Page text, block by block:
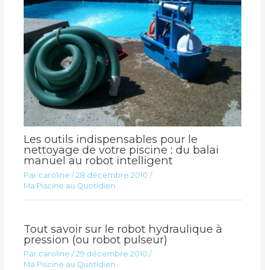
Les outils indispensables pour le
nettoyage de votre piscine : du balai
manuel au robot intelligent
Par caroline /28 décembre 2010 /
Ma Piscine au Quotidien
Tout savoir sur le robot hydraulique à
pression (ou robot pulseur)
Par caroline /29 décembre 2010 /
Ma Piscine au Quotidien